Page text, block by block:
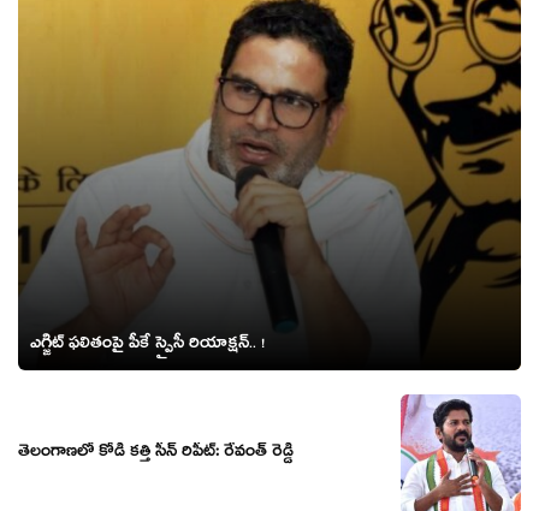
ఎగ్జిట్ ఫ‌లితంపై పీకే స్పైసీ రియాక్ష‌న్.. !
తెలంగాణలో కోడి కత్తి సీన్ రిపీట్: రేవంత్ రెడ్డి